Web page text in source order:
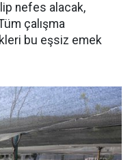
nefes alacak,
çalışma
bu eşsiz emek